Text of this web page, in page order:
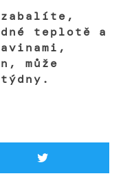
zabalíte,
teplotě a
může